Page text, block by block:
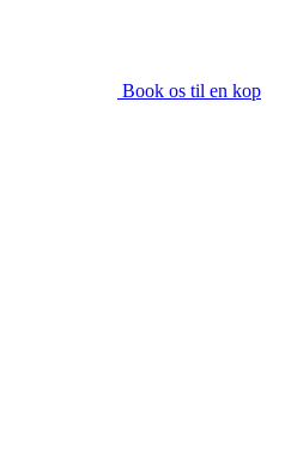
Book os til en kop